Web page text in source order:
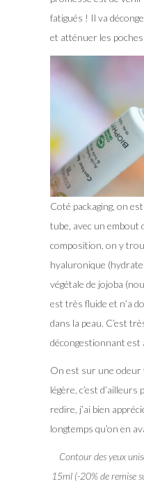
fatigués ! Il va
et atténuer les
Coté packaging, on
tube, avec un embout
composition, on y
hyaluronique (hydrate
végétale de jojoba
est très fluide et n’a
dans la peau. C’est
décongestionnant est
On est sur une odeur
légère, c’est
redire, j’ai bien
longtemps qu’on en
Contour des yeux
15ml (-20% de remise